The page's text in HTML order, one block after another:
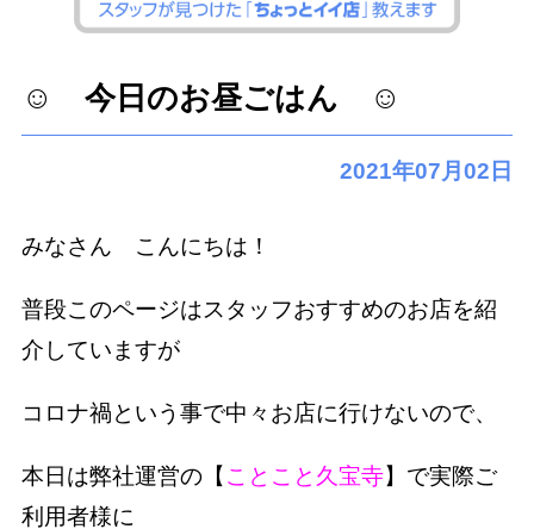
店」教えます
☺ 今日のお昼ごはん ☺
2021年07月02日
みなさん こんにちは！
普段このページはスタッフおすすめのお店を紹
介していますが
コロナ禍という事で中々お店に行けないので、
本日は弊社運営の【 ことこと久宝寺】で実際ご
利用者様に